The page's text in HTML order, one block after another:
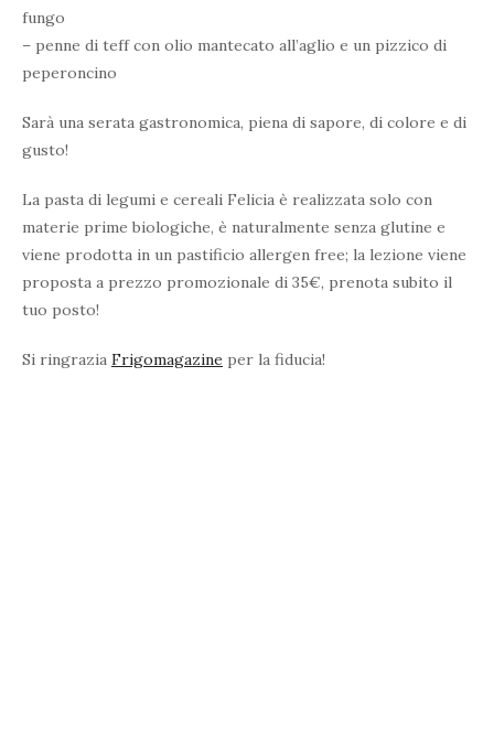
fungo
– penne di teff con olio mantecato all’aglio e un pizzico di
peperoncino
Sarà una serata gastronomica, piena di sapore, di colore e di
gusto!
La pasta di legumi e cereali Felicia è realizzata solo con
materie prime biologiche, è naturalmente senza glutine e
viene prodotta in un pastificio allergen free; la lezione viene
proposta a prezzo promozionale di 35€, prenota subito il
tuo posto!
Si ringrazia Frigomagazine per la fiducia!